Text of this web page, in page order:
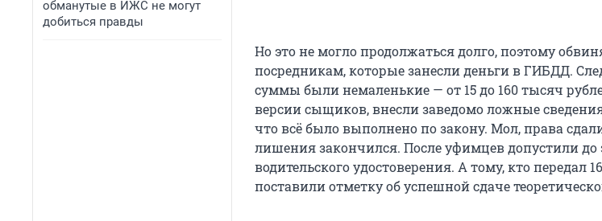
обманутые в ИЖС не могут
добиться правды
Но это не могло продолжаться долго, поэтому
посредникам, которые занесли деньги в ГИБДД.
суммы были немаленькие — от 15 до 160 тысяч
версии сыщиков, внесли заведомо ложные
что всё было выполнено по закону. Мол, права
лишения закончился. После уфимцев допустили
водительского удостоверения. А тому, кто передал
поставили отметку об успешной сдаче